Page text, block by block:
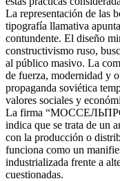
La representación de las
tipografía llamativa
contundente. El diseño
constructivismo ruso,
al público masivo. La
de fuerza, modernidad y
propaganda soviética
valores sociales y
La firma
indica que se trata de un
con la producción o
funciona como un
industrializada frente a
cuestionadas.